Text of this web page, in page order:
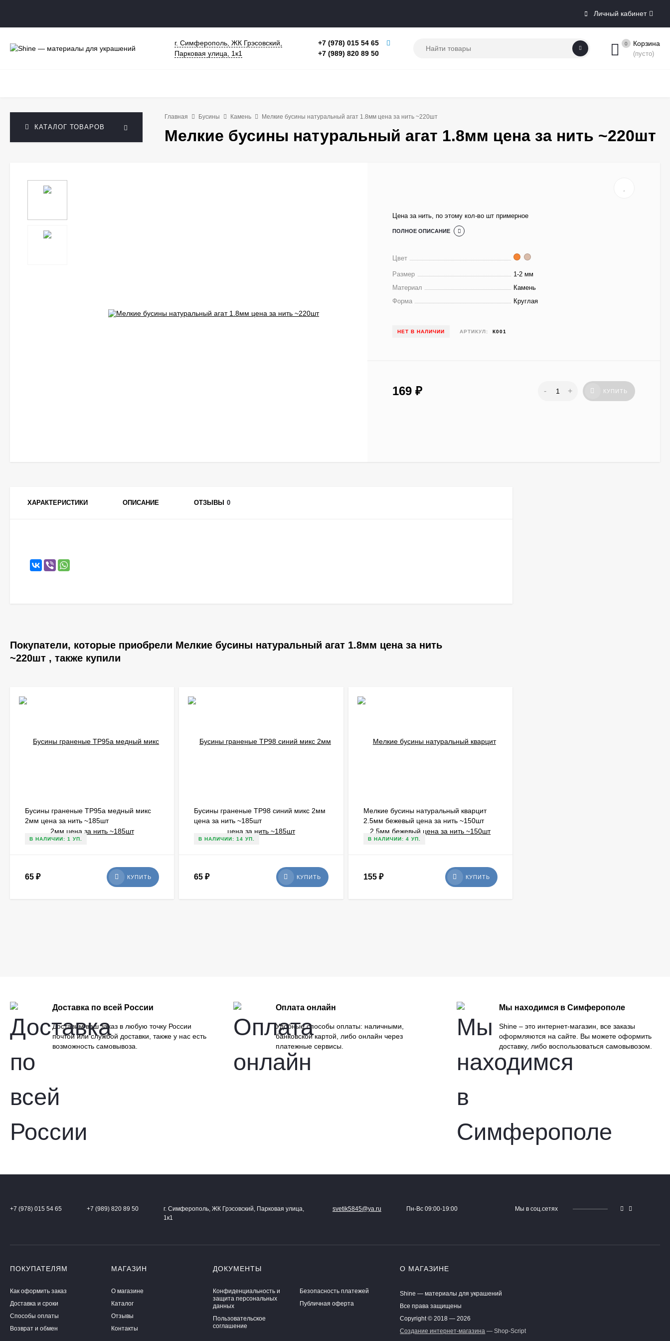
Личный кабинет
г. Симферополь, ЖК Грэсовский,
Парковая улица, 1к1
+7 (978) 015 54 65
+7 (989) 820 89 50
0 Корзина
(пусто)
КАТАЛОГ ТОВАРОВ
Главная Бусины Камень Мелкие бусины натуральный агат 1.8мм цена за нить ~220шт
Мелкие бусины натуральный агат 1.8мм цена за нить ~220шт
Цена за нить, по этому кол-во шт примерное
ПОЛНОЕ ОПИСАНИЕ
Цвет
Размер
1-2 мм
Материал
Камень
Форма
Круглая
НЕТ В НАЛИЧИИ АРТИКУЛ: К001
169₽ - + КУПИТЬ
ХАРАКТЕРИСТИКИ ОПИСАНИЕ ОТЗЫВЫ 0
Покупатели, которые приобрели Мелкие бусины натуральный агат 1.8мм цена за нить
~220шт , также купили
Бусины граненые ТР95а медный микс
2мм цена за нить ~185шт
В НАЛИЧИИ: 1 УП.
65 ₽ КУПИТЬ
Бусины граненые ТР98 синий микс 2мм
цена за нить ~185шт
В НАЛИЧИИ: 14 УП.
65₽ КУПИТЬ
Мелкие бусины натуральный кварцит
2.5мм бежевый цена за нить ~150шт
В НАЛИЧИИ: 4 УП.
155 ₽ КУПИТЬ
Доставка по всей России
Доставим ваш заказ в любую точку России
почтой или службой доставки, также у нас есть
возможность самовывоза.
Оплата онлайн
Удобные способы оплаты: наличными,
банковской картой, либо онлайн через
платежные сервисы.
Мы находимся в Симферополе
Shine – это интернет-магазин, все заказы
оформляются на сайте. Вы можете оформить
доставку, либо воспользоваться самовывозом.
+7 (978) 015 54 65 +7 (989) 820 89 50
г. Симферополь, ЖК Грэсовский, Парковая улица,
1к1
svetik5845@ya.ru Пн-Вс 09:00-19:00 Мы в соц.сетях
ПОКУПАТЕЛЯМ
Как оформить заказ
Доставка и сроки
Способы оплаты
Возврат и обмен
МАГАЗИН
О магазине
Каталог
Отзывы
Контакты
ДОКУМЕНТЫ
Конфиденциальность и
защита персональных
данных
Пользовательское
соглашение
Безопасность платежей
Публичная оферта
О МАГАЗИНЕ
Shine — материалы для украшений
Все права защищены
Copyright © 2018 — 2026
Создание интернет-магазина — Shop-Script